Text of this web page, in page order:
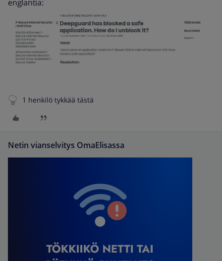
englantia:
1 henkilö tykkää tästä
Netin vianselvitys OmaElisassa